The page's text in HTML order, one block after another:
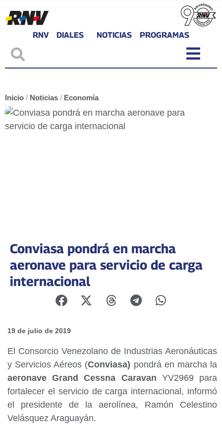
RNV DIALES NOTICIAS PROGRAMAS
Inicio / Noticias / Economía
Conviasa pondrá en marcha
aeronave para servicio de carga
internacional
19 de julio de 2019
El Consorcio Venezolano de Industrias Aeronáuticas
y Servicios Aéreos (Conviasa) pondrá en marcha la
aeronave Grand Cessna Caravan YV2969 para
fortalecer el servicio de carga internacional, informó
el presidente de la aerolínea, Ramón Celestino
Velásquez Araguayán.